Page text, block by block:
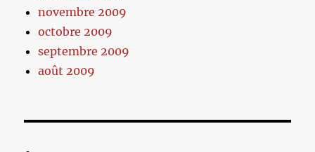
novembre 2009
octobre 2009
septembre 2009
août 2009